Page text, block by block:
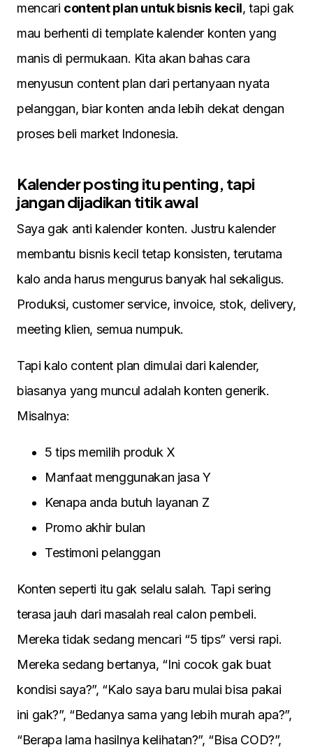
mencari content plan untuk bisnis kecil, tapi gak
mau berhenti di template kalender konten yang
manis di permukaan. Kita akan bahas cara
menyusun content plan dari pertanyaan nyata
pelanggan, biar konten anda lebih dekat dengan
proses beli market Indonesia.
Kalender posting itu penting, tapi
jangan dijadikan titik awal
Saya gak anti kalender konten. Justru kalender
membantu bisnis kecil tetap konsisten, terutama
kalo anda harus mengurus banyak hal sekaligus.
Produksi, customer service, invoice, stok, delivery,
meeting klien, semua numpuk.
Tapi kalo content plan dimulai dari kalender,
biasanya yang muncul adalah konten generik.
Misalnya:
5 tips memilih produk X
Manfaat menggunakan jasa Y
Kenapa anda butuh layanan Z
Promo akhir bulan
Testimoni pelanggan
Konten seperti itu gak selalu salah. Tapi sering
terasa jauh dari masalah real calon pembeli.
Mereka tidak sedang mencari “5 tips” versi rapi.
Mereka sedang bertanya, “Ini cocok gak buat
kondisi saya?”, “Kalo saya baru mulai bisa pakai
ini gak?”, “Bedanya sama yang lebih murah apa?”,
“Berapa lama hasilnya kelihatan?”, “Bisa COD?”,